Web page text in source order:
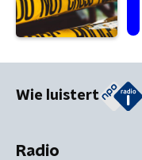
Wie luistert
Radio